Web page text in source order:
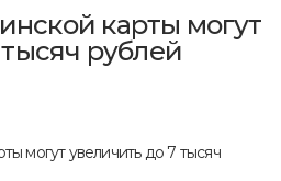
карты могут
рублей